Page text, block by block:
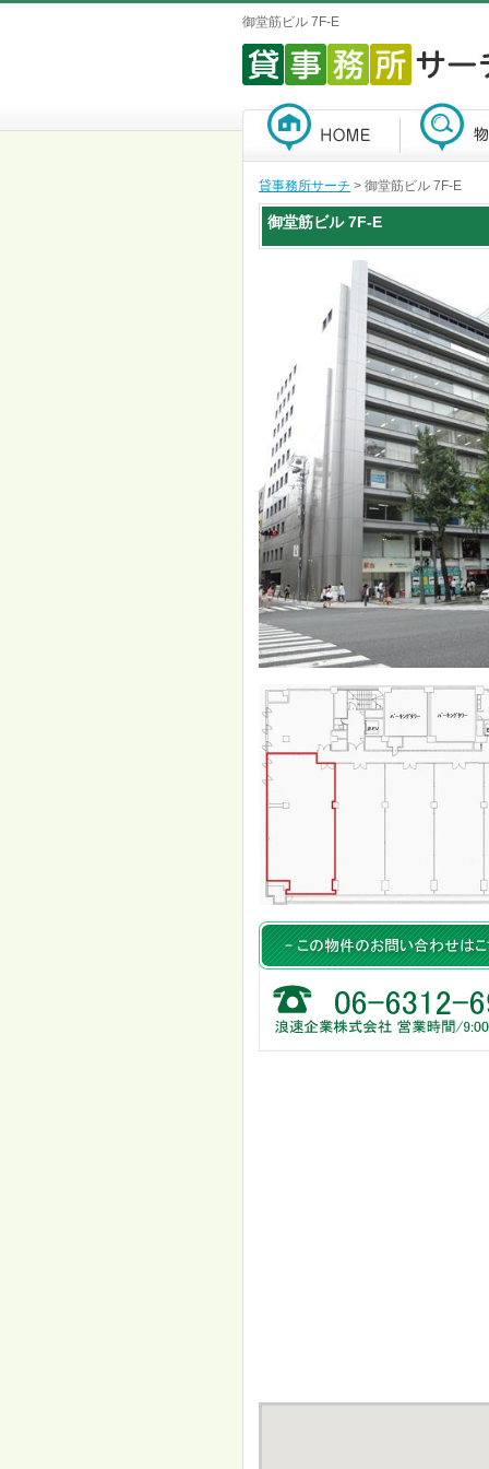
御堂筋ビル 7F-E
貸事務所サーチ > 御堂筋ビル 7F-E
御堂筋ビル7F-E